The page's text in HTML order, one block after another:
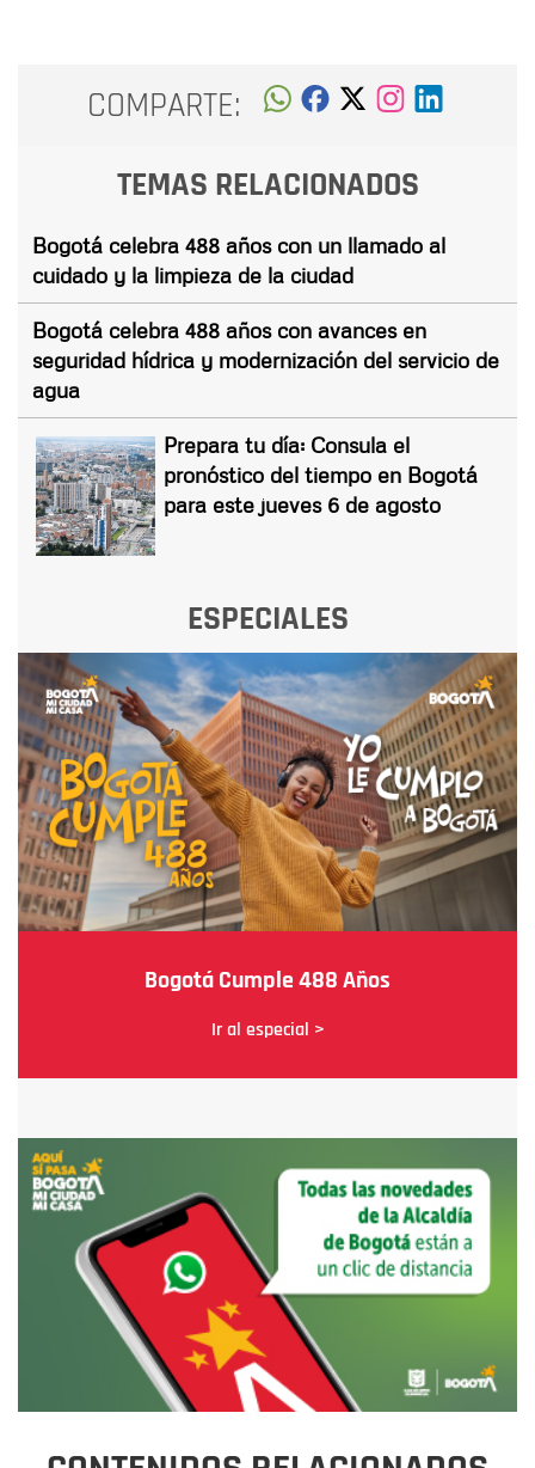
COMPARTE:
TEMAS RELACIONADOS
Bogotá celebra 488 años con un llamado al
cuidado y la limpieza de la ciudad
Bogotá celebra 488 años con avances en
seguridad hídrica y modernización del servicio de
agua
Prepara tu día: Consula el
pronóstico del tiempo en Bogotá
para este jueves 6 de agosto
ESPECIALES
Bogotá Cumple 488 Años
Ir al especial >